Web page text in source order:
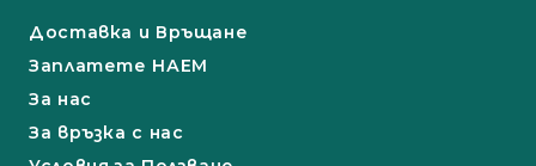
Доставка и Връщане
Заплатете НАЕМ
За нас
За връзка с нас